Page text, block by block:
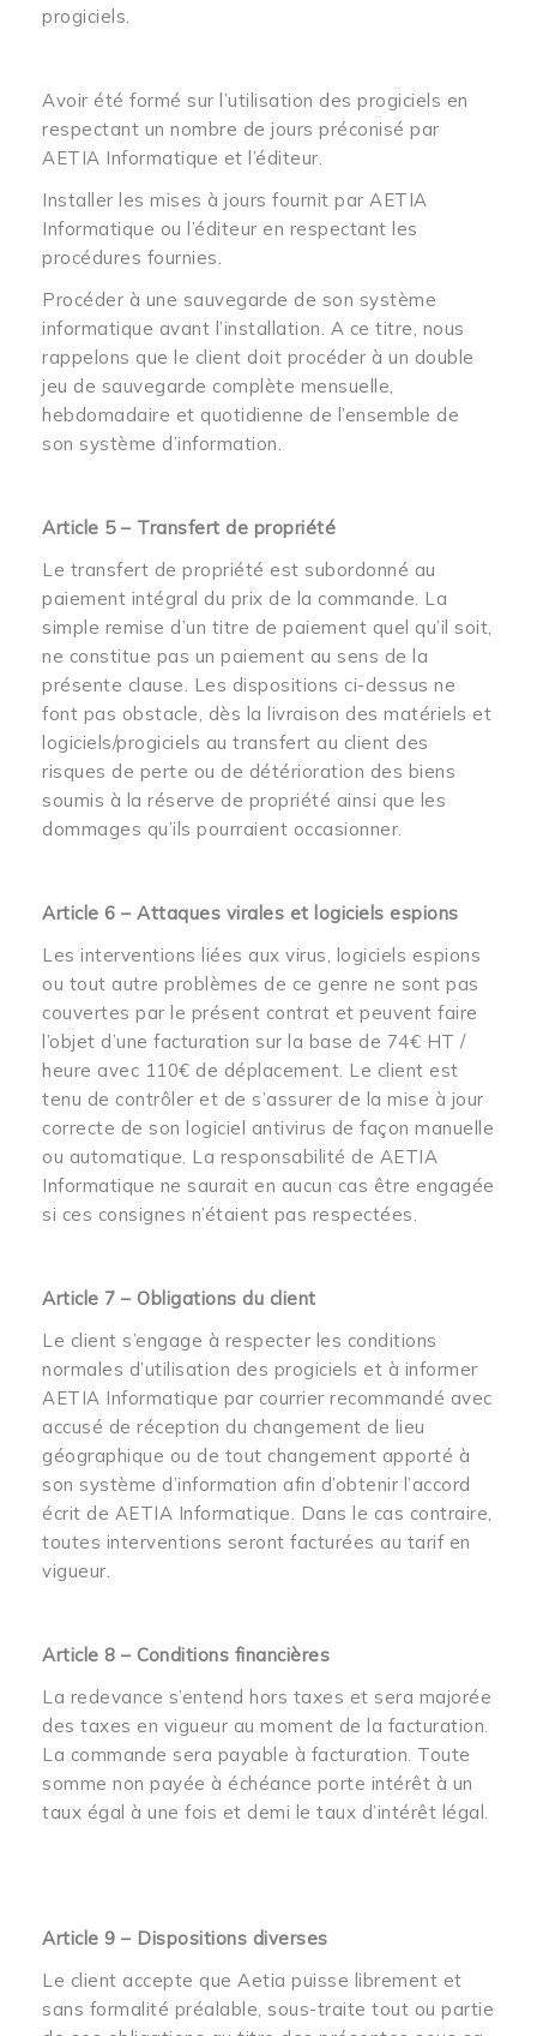
progiciels.
Avoir été formé sur l’utilisation des progiciels en
respectant un nombre de jours préconisé par
AETIA Informatique et l’éditeur.
Installer les mises à jours fournit par AETIA
Informatique ou l’éditeur en respectant les
procédures fournies.
Procéder à une sauvegarde de son système
informatique avant l’installation. A ce titre, nous
rappelons que le client doit procéder à un double
jeu de sauvegarde complète mensuelle,
hebdomadaire et quotidienne de l’ensemble de
son système d’information.
Article 5 – Transfert de propriété
Le transfert de propriété est subordonné au
paiement intégral du prix de la commande. La
simple remise d’un titre de paiement quel qu’il soit,
ne constitue pas un paiement au sens de la
présente clause. Les dispositions ci-dessus ne
font pas obstacle, dès la livraison des matériels et
logiciels/progiciels au transfert au client des
risques de perte ou de détérioration des biens
soumis à la réserve de propriété ainsi que les
dommages qu’ils pourraient occasionner.
Article 6 – Attaques virales et logiciels espions
Les interventions liées aux virus, logiciels espions
ou tout autre problèmes de ce genre ne sont pas
couvertes par le présent contrat et peuvent faire
l’objet d’une facturation sur la base de 74€ HT /
heure avec 110€ de déplacement. Le client est
tenu de contrôler et de s’assurer de la mise à jour
correcte de son logiciel antivirus de façon manuelle
ou automatique. La responsabilité de AETIA
Informatique ne saurait en aucun cas être engagée
si ces consignes n’étaient pas respectées.
Article 7 – Obligations du client
Le client s’engage à respecter les conditions
normales d’utilisation des progiciels et à informer
AETIA Informatique par courrier recommandé avec
accusé de réception du changement de lieu
géographique ou de tout changement apporté à
son système d’information afin d’obtenir l’accord
écrit de AETIA Informatique. Dans le cas contraire,
toutes interventions seront facturées au tarif en
vigueur.
Article 8 – Conditions financières
La redevance s’entend hors taxes et sera majorée
des taxes en vigueur au moment de la facturation.
La commande sera payable à facturation. Toute
somme non payée à échéance porte intérêt à un
taux égal à une fois et demi le taux d’intérêt légal.
Article 9 – Dispositions diverses
Le client accepte que Aetia puisse librement et
sans formalité préalable, sous-traite tout ou partie